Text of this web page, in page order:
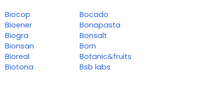
Biocop
Bioener
Biogra
Bionsan
Bioreal
Biotona
Bocado
Bonapasta
Bonsalt
Born
Botanic&fruits
Bsb labs